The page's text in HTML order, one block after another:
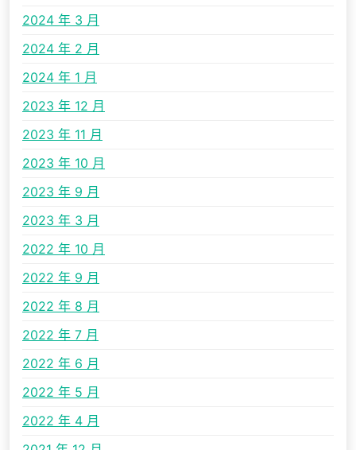
2024 年 3 月
2024 年 2 月
2024 年 1 月
2023 年 12 月
2023 年 11 月
2023 年 10 月
2023 年 9 月
2023 年 3 月
2022 年 10 月
2022 年 9 月
2022 年 8 月
2022 年 7 月
2022 年 6 月
2022 年 5 月
2022 年 4 月